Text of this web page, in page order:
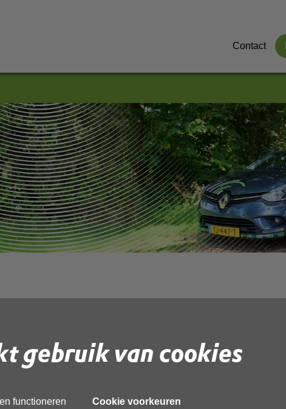
gebruik van cookies
functioneren
Cookie voorkeuren
Contact